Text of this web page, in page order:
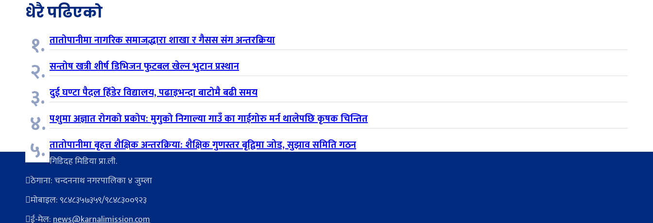
धेरै पढिएको
१. तातोपानीमा नागरिक समाजद्धारा शाखा र गैसस संग अन्तरक्रिया
२. सन्तोष खत्री शीर्ष डिभिजन फुटबल खेल्न भुटान प्रस्थान
३. दुई घण्टा पैदल हिँडेर विद्यालय, पढाइभन्दा बाटोमै बढी समय
४. पशुमा अज्ञात रोगको प्रकोप: मुगुको निगाल्या गाउँ का गाईगोरु मर्न थालेपछि कृषक चिन्तित
५. तातोपानीमा बृहत्त शैक्षिक अन्तरक्रिया: शैक्षिक गुणस्तर बृद्विमा जोड, सुझाव समिति गठन
गिडिदह मिडिया प्रा.ली.
ठेगाना: चन्दननाथ नगरपालिका ४ जुम्ला
मोबाइल: ९८४८३५७३५९/९८४८३००९२३
ई-मेल:news@karnalimission.com